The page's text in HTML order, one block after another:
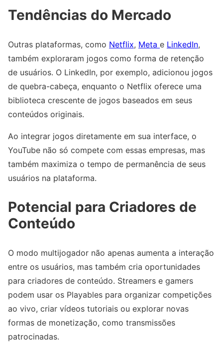
Tendências do Mercado
Outras plataformas, como Netflix, Meta e LinkedIn,
também exploraram jogos como forma de retenção
de usuários. O LinkedIn, por exemplo, adicionou jogos
de quebra-cabeça, enquanto o Netflix oferece uma
biblioteca crescente de jogos baseados em seus
conteúdos originais.
Ao integrar jogos diretamente em sua interface, o
YouTube não só compete com essas empresas, mas
também maximiza o tempo de permanência de seus
usuários na plataforma.
Potencial para Criadores de
Conteúdo
O modo multijogador não apenas aumenta a interação
entre os usuários, mas também cria oportunidades
para criadores de conteúdo. Streamers e gamers
podem usar os Playables para organizar competições
ao vivo, criar vídeos tutoriais ou explorar novas
formas de monetização, como transmissões
patrocinadas.